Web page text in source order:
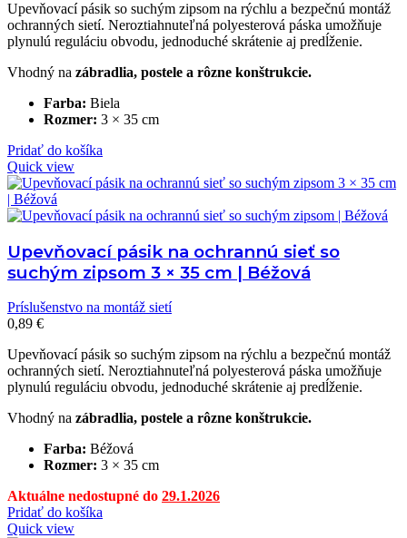
Upevňovací pásik so suchým zipsom na rýchlu a bezpečnú montáž
ochranných sietí. Neroztiahnuteľná polyesterová páska umožňuje
plynulú reguláciu obvodu, jednoduché skrátenie aj predĺženie.
Vhodný na zábradlia, postele a rôzne konštrukcie.
Farba: Biela
Rozmer: 3 × 35 cm
Pridať do košíka
Quick view
Upevňovací pásik na ochrannú sieť so
suchým zipsom 3 × 35 cm | Béžová
Príslušenstvo na montáž sietí
0,89 €
Upevňovací pásik so suchým zipsom na rýchlu a bezpečnú montáž
ochranných sietí. Neroztiahnuteľná polyesterová páska umožňuje
plynulú reguláciu obvodu, jednoduché skrátenie aj predĺženie.
Vhodný na zábradlia, postele a rôzne konštrukcie.
Farba: Béžová
Rozmer: 3 × 35 cm
Aktuálne nedostupné do 29.1.2026
Pridať do košíka
Quick view